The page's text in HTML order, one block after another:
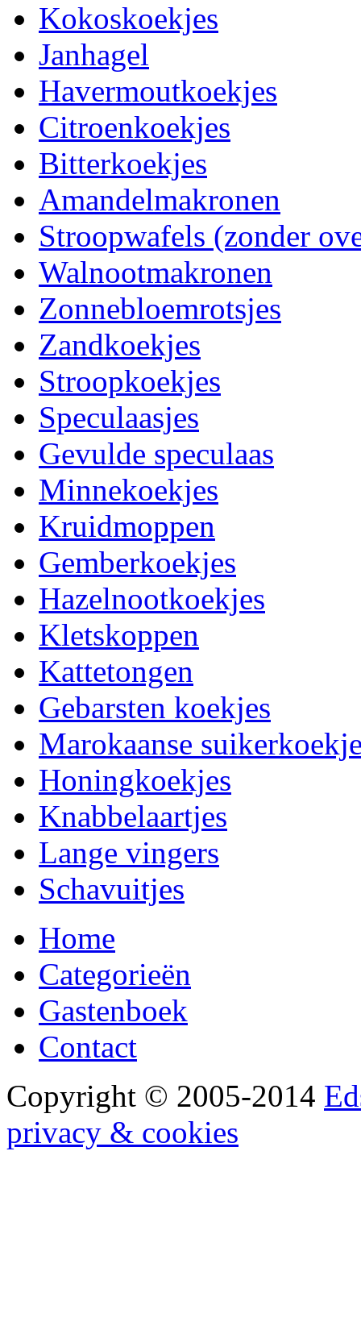
Kokoskoekjes
Janhagel
Havermoutkoekjes
Citroenkoekjes
Bitterkoekjes
Amandelmakronen
Stroopwafels (zonder
Walnootmakronen
Zonnebloemrotsjes
Zandkoekjes
Stroopkoekjes
Speculaasjes
Gevulde speculaas
Minnekoekjes
Kruidmoppen
Gemberkoekjes
Hazelnootkoekjes
Kletskoppen
Kattetongen
Gebarsten koekjes
Marokaanse
Honingkoekjes
Knabbelaartjes
Lange vingers
Schavuitjes
Home
Categorieën
Gastenboek
Contact
Copyright © 2005-2014
privacy & cookies